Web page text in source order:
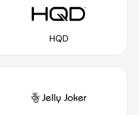
HQD